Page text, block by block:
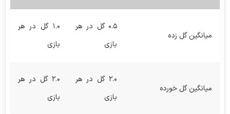
میانگین گل زده
۰.۵ گل در هر
بازی
۱.۰ گل در هر
بازی
میانگین گل خورده
۲.۰ گل در هر
بازی
۲.۰ گل در هر
بازی